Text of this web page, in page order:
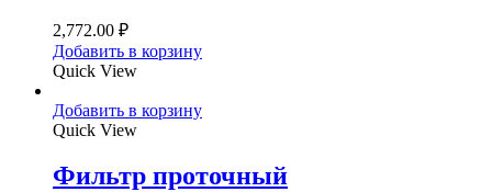
2,772.00 ₽
Добавить в корзину
Quick View
Добавить в корзину
Quick View
Фильтр проточный